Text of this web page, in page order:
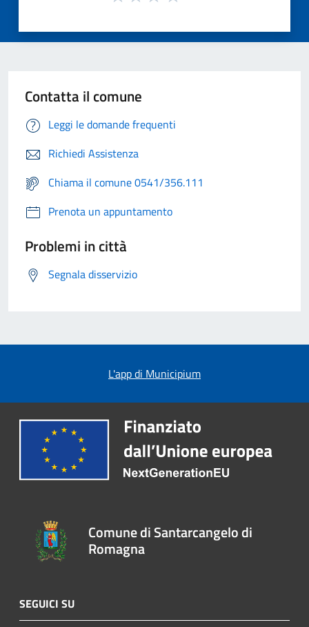
Contatta il comune
Leggi le domande frequenti
Richiedi Assistenza
Chiama il comune 0541/356.111
Prenota un appuntamento
Problemi in città
Segnala disservizio
L'app di Municipium
Comune di Santarcangelo di
Romagna
SEGUICI SU